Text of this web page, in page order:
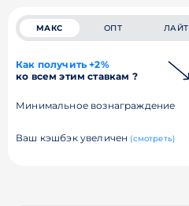
МАКС ОПТ ЛАЙТ
Как получить +2%
ко всем этим ставкам ?
Минимальное вознаграждение
Ваш кэшбэк увеличен (смотреть)